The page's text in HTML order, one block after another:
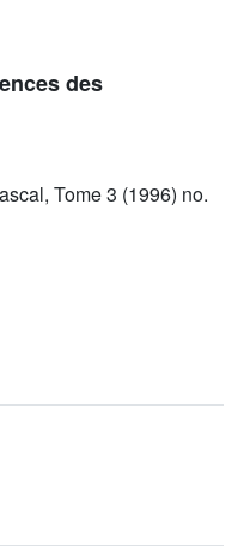
des
Tome 3 (1996) no.